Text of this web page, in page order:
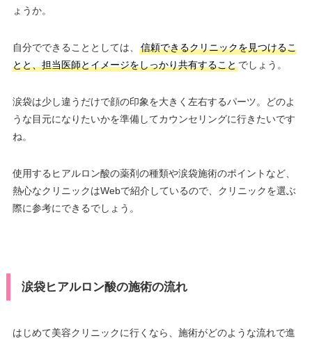
ょうか。
自分でできることとしては、
信頼できるクリニックを見つけるこ
とと、担当医師とイメージをしっかり共有することでしょう。
涙袋は少し違うだけで顔の印象を大きく左右するパーツ。どのよ
うな目元になりたいかを準備してカウンセリングに行きたいです
ね。
使用するヒアルロン酸の薬剤の種類や涙袋施術のポイントなど、
熱心なクリニックはWebで紹介しているので、クリニックを選ぶ
際に参考にできるでしょう。
涙袋ヒアルロン酸の施術の流れ
はじめて美容クリニックに行くなら、施術がどのような流れで進